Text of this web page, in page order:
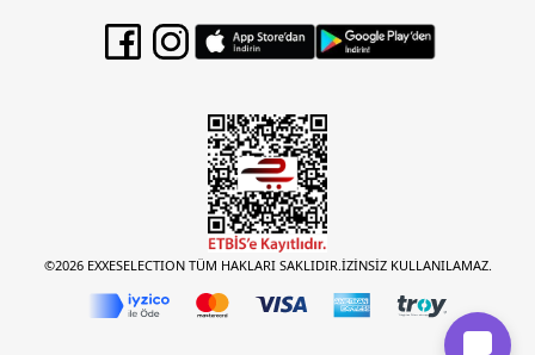
©2026 EXXESELECTION TÜM HAKLARI SAKLIDIR.İZİNSİZ KULLANILAMAZ.